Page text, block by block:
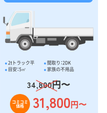
2tトラック平
間取り：2DK
目安：5㎥
家族の不用品
34,800円〜
コミコミ
価格 31,800円〜